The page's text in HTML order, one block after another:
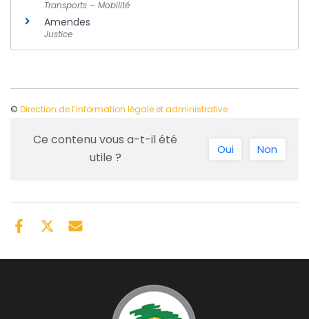
Transports – Mobilité
Amendes
Justice
© Direction de l’information légale et administrative
Ce contenu vous a-t-il été
utile ?
Oui Non